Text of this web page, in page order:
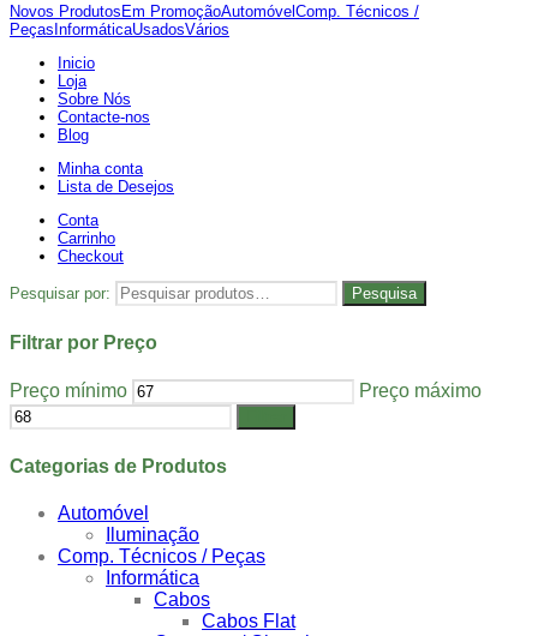
Novos Produtos Em PromoçãoAutomóvel Comp. Técnicos /
Peças InformáticaUsadosVários
Inicio
Loja
Sobre Nós
Contacte-nos
Blog
Minha conta
Lista de Desejos
Conta
Carrinho
Checkout
Pesquisar por: Pesquisa
Filtrar por Preço
Preço mínimo Preço máximo
Categorias de Produtos
Automóvel
Iluminação
Comp. Técnicos / Peças
Informática
Cabos
Cabos Flat